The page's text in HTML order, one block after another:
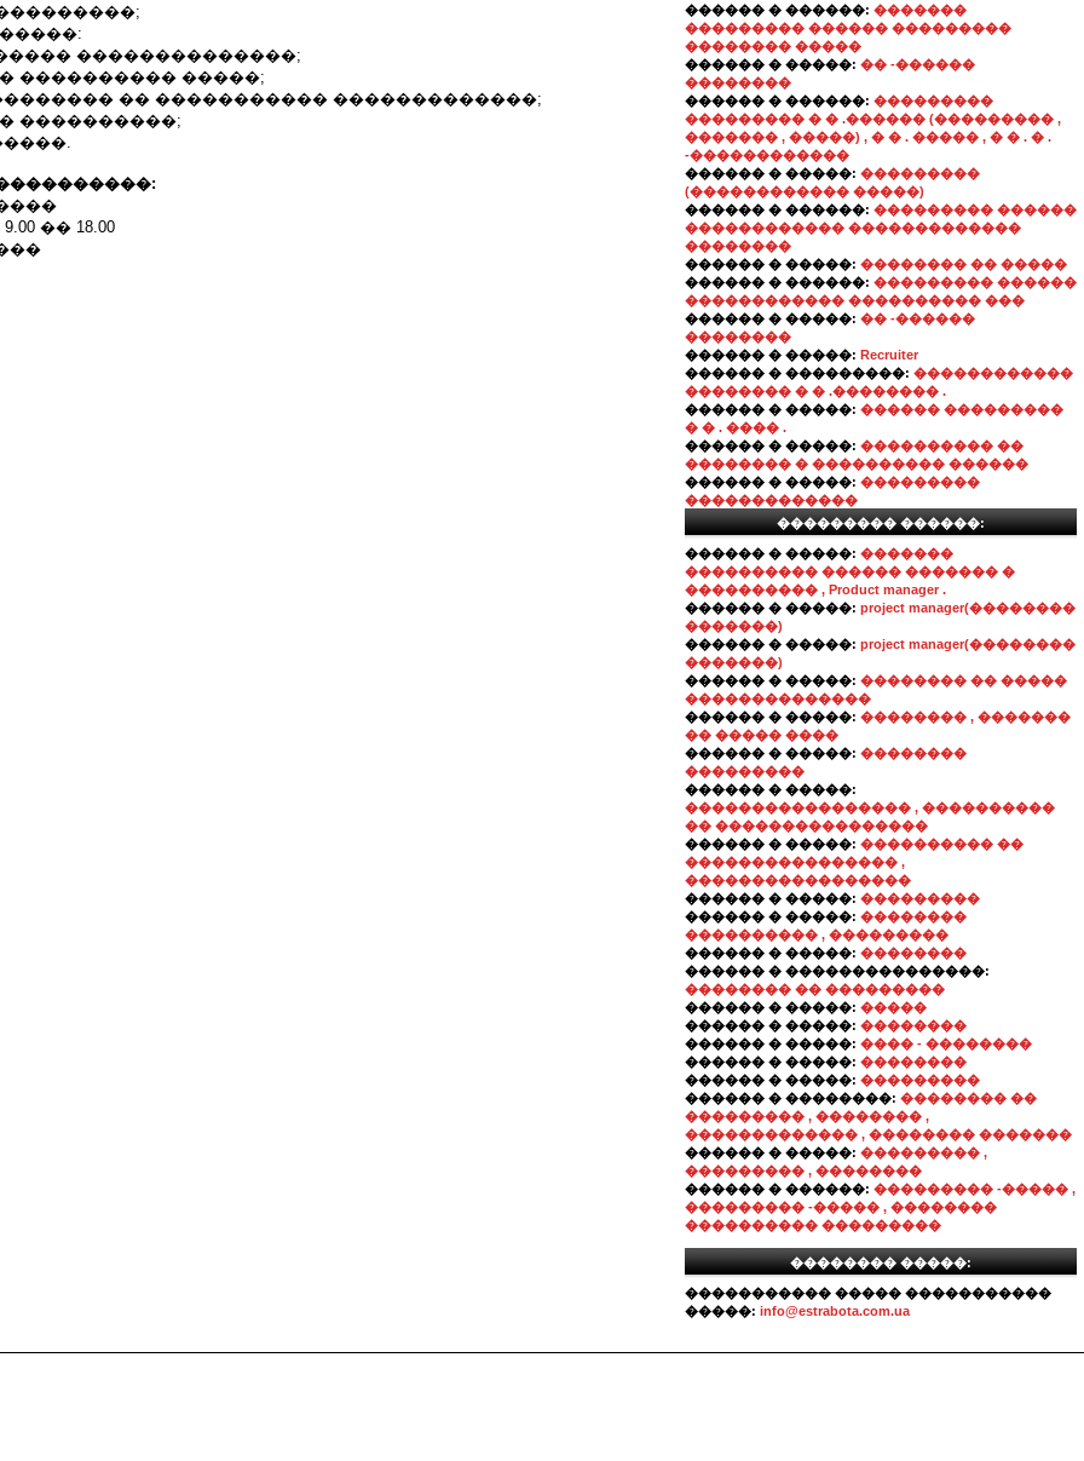
��������������;
���������� �����;
�� ����������� �������������;
����������;
9.00 �� 18.00
������ � ������: �������
��������� ������ ���������
�������� �����
������ � �����: �� -������
��������
������ � ������: ���������
��������� � � .������ (��������� ,
������� , �����) , � � . ����� , � � . � .
-������������
������ � �����: ���������
(������������ �����)
������ � ������: ��������� ������
������������ �������������
��������
������ � �����: �������� �� �����
������ � ������: ��������� ������
������������ ���������� ���
������ � �����: �� -������
��������
������ � �����: Recruiter
������ � ���������: ������������
�������� � � .�������� .
������ � �����: ������ ���������
� � . ���� .
������ � �����: ���������� ��
�������� � ���������� ������
������ � �����: ���������
�������������
��������� ������:
������ � �����: �������
���������� ������ ������� �
���������� , Product manager .
������ � �����: project manager(��������
�������)
������ � �����: project manager(��������
�������)
������ � �����: �������� �� �����
��������������
������ � �����: �������� , �������
�� ����� ����
������ � �����: ��������
���������
������ � �����:
����������������� , ����������
�� ����������������
������ � �����: ���������� ��
���������������� ,
�����������������
������ � �����: ���������
������ � �����: ��������
���������� , ���������
������ � �����: ��������
������ � ���������������:
�������� �� ���������
������ � �����: �����
������ � �����: ��������
������ � �����: ���� - ��������
������ � �����: ��������
������ � �����: ���������
������ � ��������: �������� ��
��������� , �������� ,
������������� , �������� �������
������ � �����: ��������� ,
��������� , ��������
������ � ������: ��������� -����� ,
��������� -����� , ��������
���������� ���������
�������� �����:
����������� ����� �����������
�����: info@estrabota.com.ua